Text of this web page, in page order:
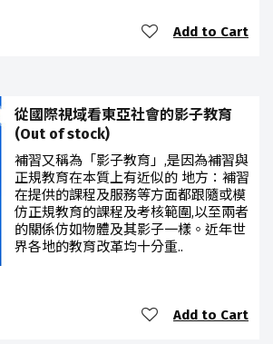
Add to Cart
從國際視域看東亞社會的影子教育
(Out of stock)
補習又稱為「影子教育」,是因為補習與
正規教育在本質上有近似的 地方：補習
在提供的課程及服務等方面都跟隨或模
仿正規教育的課程及考核範圍,以至兩者
的關係仿如物體及其影子一樣。近年世
界各地的教育改革均十分重..
Add to Cart